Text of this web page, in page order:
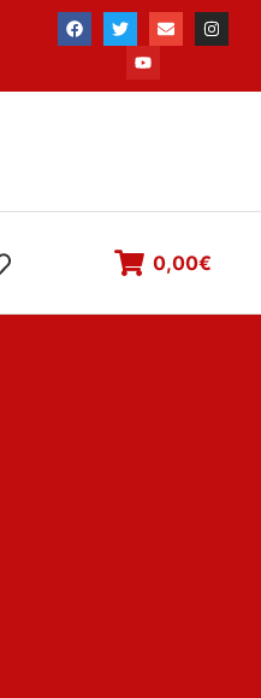
0,00€